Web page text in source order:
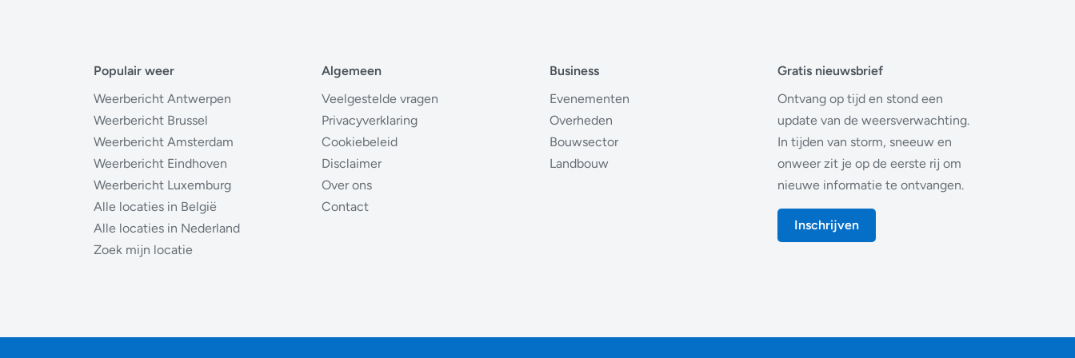
Populair weer
Weerbericht Antwerpen
Weerbericht Brussel
Weerbericht Amsterdam
Weerbericht Eindhoven
Weerbericht Luxemburg
Alle locaties in België
Alle locaties in Nederland
Zoek mijn locatie
Algemeen
Veelgestelde vragen
Privacyverklaring
Cookiebeleid
Disclaimer
Over ons
Contact
Business
Evenementen
Overheden
Bouwsector
Landbouw
Gratis nieuwsbrief
Ontvang op tijd en stond een
update van de weersverwachting.
In tijden van storm, sneeuw en
onweer zit je op de eerste rij om
nieuwe informatie te ontvangen.
Inschrijven